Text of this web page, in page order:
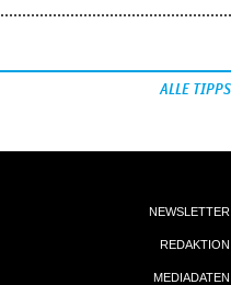
ALLE TIPPS
NEWSLETTER
REDAKTION
MEDIADATEN